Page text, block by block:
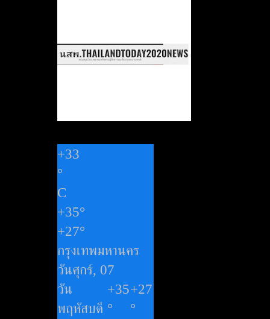
+33
°
C
+35°
+27°
กรุงเทพมหานคร
วันศุกร์, 07
วัน
พฤหัสบดี
+35
°
+27
°